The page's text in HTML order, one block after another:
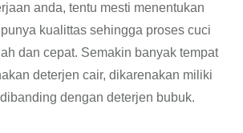
anda, tentu mesti menentukan
kualittas sehingga proses cuci
dan cepat. Semakin banyak tempat
deterjen cair, dikarenakan miliki
dengan deterjen bubuk.